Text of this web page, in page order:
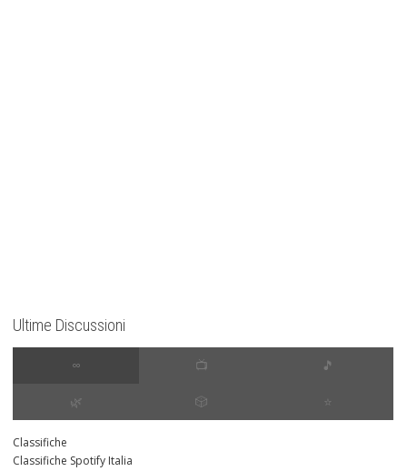
Ultime Discussioni
∞ 📺 🎵
🌿 🎲 ⭐️
Classifiche
Classifiche Spotify Italia